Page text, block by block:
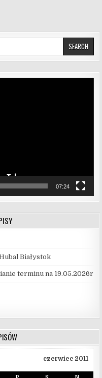
07:24
Białystok
terminu na 19.05.2026r
czerwiec 2011